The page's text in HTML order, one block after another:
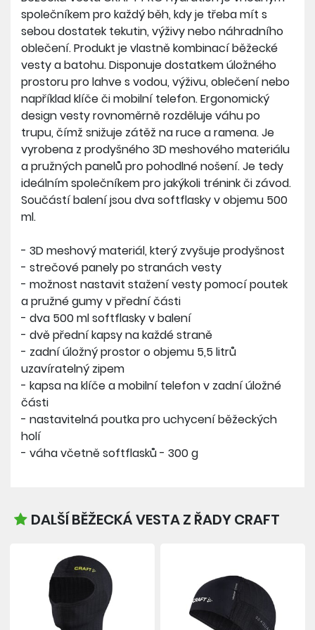
části
- nastavitelná poutka pro uchycení běžeckých
holí
- váha včetně softflasků - 300 g
společníkem pro každý běh, kdy je třeba mít s
sebou dostatek tekutin, výživy nebo náhradního
oblečení. Produkt je vlastně kombinací běžecké
vesty a batohu. Disponuje dostatkem úložného
prostoru pro lahve s vodou, výživu, oblečení nebo
například klíče či mobilní telefon. Ergonomický
design vesty rovnoměrně rozděluje váhu po
trupu, čímž snižuje zátěž na ruce a ramena. Je
vyrobena z prodyšného 3D meshového materiálu
a pružných panelů pro pohodlné nošení. Je tedy
ideálním společníkem pro jakýkoli trénink či závod.
Součástí balení jsou dva softflasky v objemu 500
ml.
- 3D meshový materiál, který zvyšuje prodyšnost
- strečové panely po stranách vesty
- možnost nastavit stažení vesty pomocí poutek
a pružné gumy v přední části
- dva 500 ml softflasky v balení
- dvě přední kapsy na každé straně
- zadní úložný prostor o objemu 5,5 litrů
uzavíratelný zipem
- kapsa na klíče a mobilní telefon v zadní úložné
části
- nastavitelná poutka pro uchycení běžeckých
holí
- váha včetně softflasků - 300 g
DALŠÍ BĚŽECKÁ VESTA Z ŘADY CRAFT